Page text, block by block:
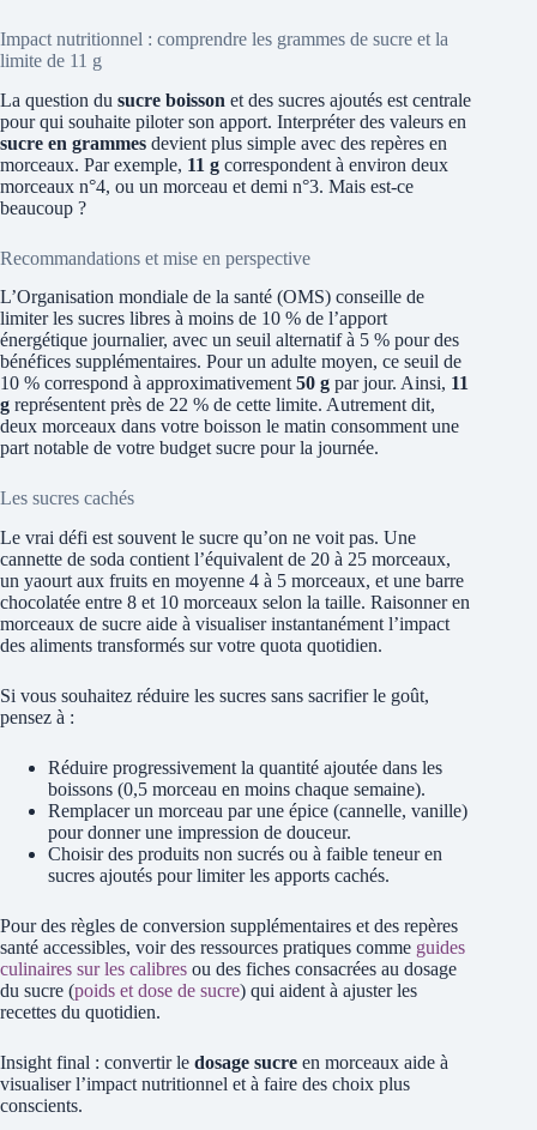
Impact nutritionnel : comprendre les grammes de sucre et la
limite de 11 g
La question du sucre boisson et des sucres ajoutés est centrale
pour qui souhaite piloter son apport. Interpréter des valeurs en
sucre en grammes devient plus simple avec des repères en
morceaux. Par exemple, 11 g correspondent à environ deux
morceaux n°4, ou un morceau et demi n°3. Mais est-ce
beaucoup ?
Recommandations et mise en perspective
L’Organisation mondiale de la santé (OMS) conseille de
limiter les sucres libres à moins de 10 % de l’apport
énergétique journalier, avec un seuil alternatif à 5 % pour des
bénéfices supplémentaires. Pour un adulte moyen, ce seuil de
10 % correspond à approximativement 50 g par jour. Ainsi, 11
g représentent près de 22 % de cette limite. Autrement dit,
deux morceaux dans votre boisson le matin consomment une
part notable de votre budget sucre pour la journée.
Les sucres cachés
Le vrai défi est souvent le sucre qu’on ne voit pas. Une
cannette de soda contient l’équivalent de 20 à 25 morceaux,
un yaourt aux fruits en moyenne 4 à 5 morceaux, et une barre
chocolatée entre 8 et 10 morceaux selon la taille. Raisonner en
morceaux de sucre aide à visualiser instantanément l’impact
des aliments transformés sur votre quota quotidien.
Si vous souhaitez réduire les sucres sans sacrifier le goût,
pensez à :
Réduire progressivement la quantité ajoutée dans les
boissons (0,5 morceau en moins chaque semaine).
Remplacer un morceau par une épice (cannelle, vanille)
pour donner une impression de douceur.
Choisir des produits non sucrés ou à faible teneur en
sucres ajoutés pour limiter les apports cachés.
Pour des règles de conversion supplémentaires et des repères
santé accessibles, voir des ressources pratiques comme guides
culinaires sur les calibres ou des fiches consacrées au dosage
du sucre (poids et dose de sucre) qui aident à ajuster les
recettes du quotidien.
Insight final : convertir le dosage sucre en morceaux aide à
visualiser l’impact nutritionnel et à faire des choix plus
conscients.